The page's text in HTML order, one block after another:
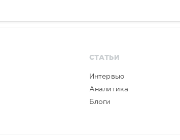
СТАТЬИ
Интервью
Аналитика
Блоги